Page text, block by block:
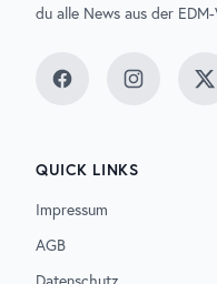
du alle News aus der
FacebookInstagram
QUICK LINKS
Impressum
AGB